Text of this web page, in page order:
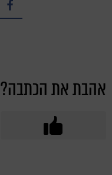
אהבת את הכתבה?